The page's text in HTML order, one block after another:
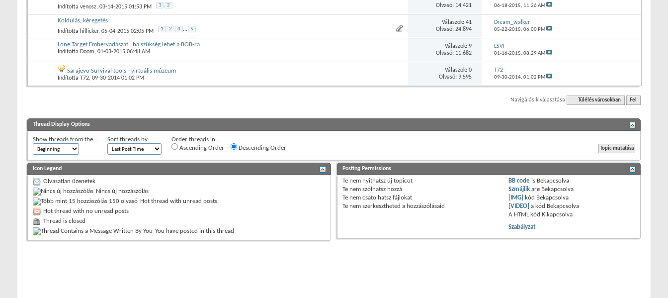
Indította venosz‎, 03-14-2015 01:53 PM 1 2
Olvasó: 14,421
06-18-2015, 11:26 AM
Koldulás, kéregetés
Indította hillicker‎, 05-04-2015 02:05 PM 1 2 3 ... 5
Válaszok: 41
Olvasó: 24,894
Dream_walker
05-22-2015, 06:00 PM
Lone Target Embervadászat ..ha szükség lehet a BOB-ra
Indította Doom‎, 01-03-2015 06:48 AM
Válaszok: 9
Olvasó: 11,682
LSVF
01-16-2015, 08:29 AM
Sarajevo Survival tools - virtuális múzeum
Indította T72‎, 09-30-2014 01:02 PM
Válaszok: 0
Olvasó: 9,595
T72
09-30-2014, 01:02 PM
Navigálás kiválasztása Túlélés városokban Fel
Thread Display Options
Show threads from the... Sort threads by:
Order threads in...
Ascending Order
Descending Order
Icon Legend
Olvasatlan üzenetek
Nincs új hozzászólás
Hot thread with unread posts
Hot thread with no unread posts
Thread is closed
You have posted in this thread
Posting Permissions
Te nem nyithatsz új topicot
Te nem szólhatsz hozzá
Te nem csatolhatsz fájlokat
Te nem szerkesztheted a hozzászólásaid
BB code is Bekapcsolva
Szmájlik are Bekapcsolva
[IMG] kód Bekapcsolva
[VIDEO] a kód Bekapcsolva
A HTML kódKikapcsolva
Szabályzat